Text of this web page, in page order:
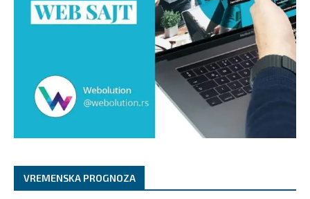
VREMENSKA PROGNOZA